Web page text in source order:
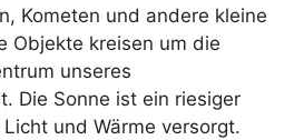
Kometen und andere kleine
Objekte kreisen um die
unseres
Die Sonne ist ein riesiger
und Wärme versorgt.